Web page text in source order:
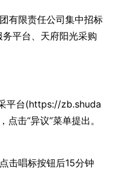
有限责任公司集中招标
平台、天府阳光采购
平台(https://zb.shuda
击“异议”菜单提出。
击唱标按钮后15分钟